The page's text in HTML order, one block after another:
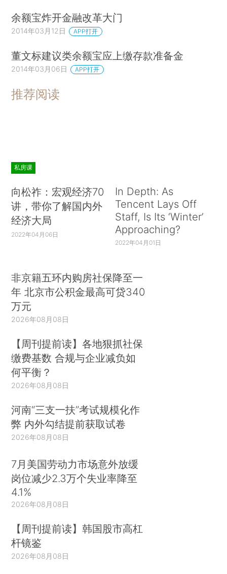
余额宝炸开金融改革大门
2014年03月12日 APP打开
董文标建议类余额宝应上缴存款准备金
2014年03月06日 APP打开
推荐阅读
私房课
向松祚：宏观经济70
讲，带你了解国内外
经济大局
2022年04月06日
In Depth: As
Tencent Lays Off
Staff, Is Its ‘Winter’
Approaching?
2022年04月01日
非京籍五环内购房社保降至一
年 北京市公积金最高可贷340
万元
2026年08月08日
【周刊提前读】各地狠抓社保
缴费基数 合规与企业减负如
何平衡？
2026年08月08日
河南“三支一扶”考试规模化作
弊 内外勾结提前获取试卷
2026年08月08日
7月美国劳动力市场意外放缓
岗位减少2.3万个失业率降至
4.1%
2026年08月08日
【周刊提前读】韩国股市高杠
杆镜鉴
2026年08月08日